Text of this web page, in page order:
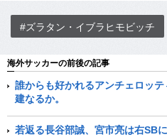
#ズラタン・イブラヒモビッチ
海外サッカーの前後の記事
誰からも好かれるアンチェロッ
建なるか。
若返る長谷部誠、宮市亮は右SB